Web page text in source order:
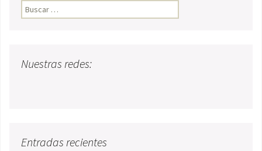
Buscar:
Nuestras redes:
Entradas recientes